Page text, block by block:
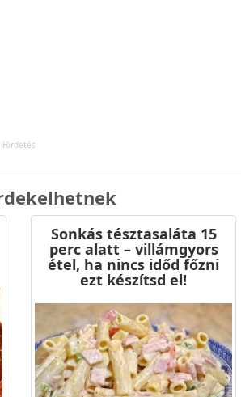
Sonkás tésztasaláta 15
perc alatt – villámgyors
étel, ha nincs időd főzni
ezt készítsd el!